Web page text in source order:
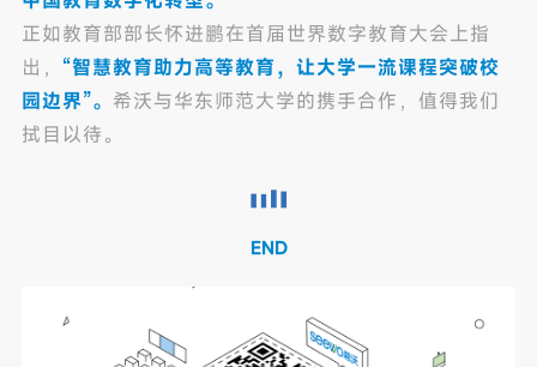
正如教育部部长怀进鹏在首届世界数字教育大会上指
出， “智慧教育助力高等教育，让大学一流课程突破校
园边界”。 希沃与华东师范大学的携手合作，值得我们
拭目以待。
END